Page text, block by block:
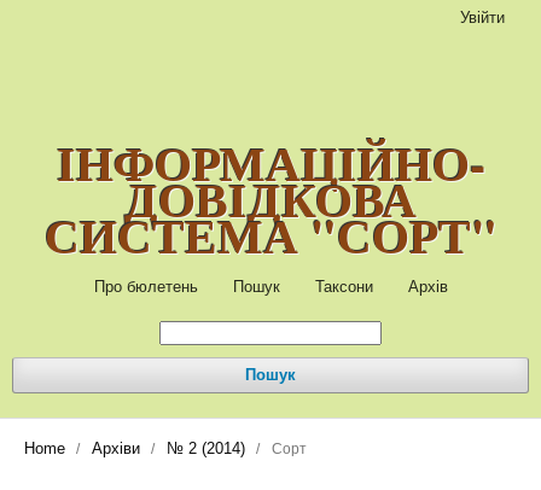
ІНФОРМАЦІЙНО-
ДОВІДКОВА
СИСТЕМА "СОРТ"
Про бюлетень Пошук Таксони Архів
Пошук
Увійти
Home / Архіви / № 2 (2014) / Сорт